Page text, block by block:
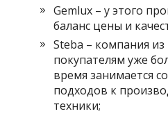
Gemlux – у этого
баланс цены и
Steba – компания
покупателям уже
время занимается
подходов к
техники;